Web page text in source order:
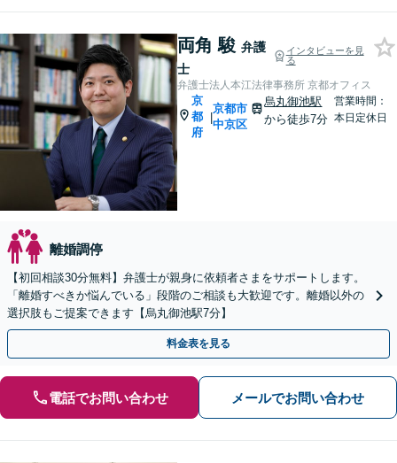
両角 駿 弁護
士
インタビューを見
る
弁護士法人本江法律事務所 京都オフィス
京
都
府
|
京都市
中京区
烏丸御池駅
から徒歩7分
営業時間：
本日定休日
離婚調停
【初回相談30分無料】弁護士が親身に依頼者さまをサポートします。
「離婚すべきか悩んでいる」段階のご相談も大歓迎です。離婚以外の
選択肢もご提案できます【烏丸御池駅7分】
料金表を見る
電話でお問い合わせ メールでお問い合わせ